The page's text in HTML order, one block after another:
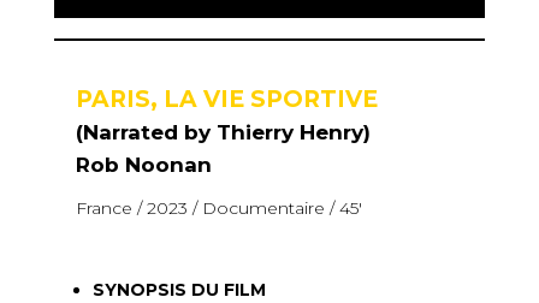
PARIS, LA VIE SPORTIVE
(Narrated by Thierry Henry)
Rob Noonan
France / 2023 / Documentaire / 45′
SYNOPSIS DU FILM